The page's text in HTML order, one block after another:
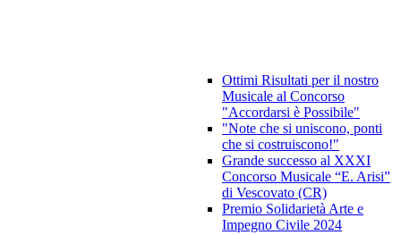
Ottimi Risultati per il nostro
Musicale al Concorso
"Accordarsi è Possibile"
"Note che si uniscono, ponti
che si costruiscono!"
Grande successo al XXXI
Concorso Musicale “E. Arisi”
di Vescovato (CR)
Premio Solidarietà Arte e
Impegno Civile 2024